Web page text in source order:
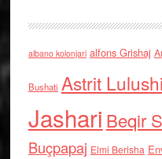
albano kolonjari alfons Grishaj
Bushati Astrit Lulushi
Jashari Beqir
Buçpapaj Elmi Berisha